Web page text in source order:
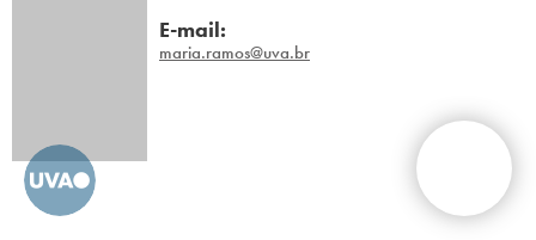
Programa de monitoria para os alunos
apoiarem os professores nas matérias
14
As disciplinas com carga horária
prática das matrizes mais atuais
E-mail:
maria.ramos@uva.br